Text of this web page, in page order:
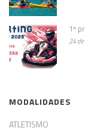
1ª
24
MODALIDADES
ATLETISMO